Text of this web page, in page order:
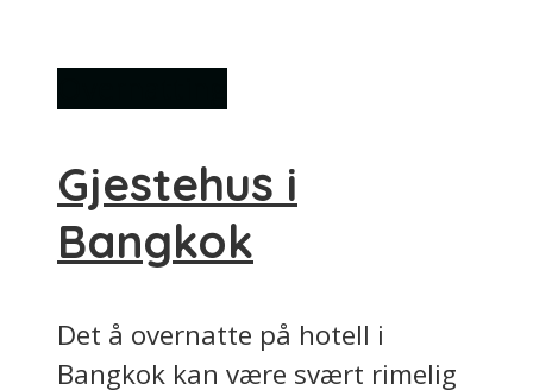
Gjestehus i
Bangkok
Det å overnatte på hotell i
Bangkok kan være svært rimelig